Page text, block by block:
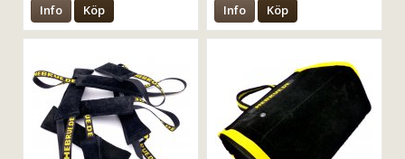
Info Köp Info Köp